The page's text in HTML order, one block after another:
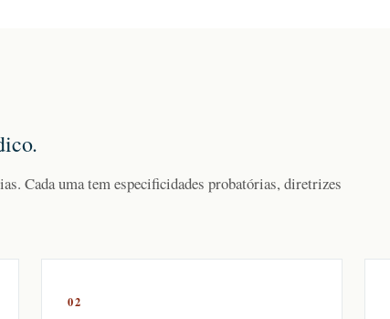
Cada uma tem especificidades probatórias, diretrizes
02